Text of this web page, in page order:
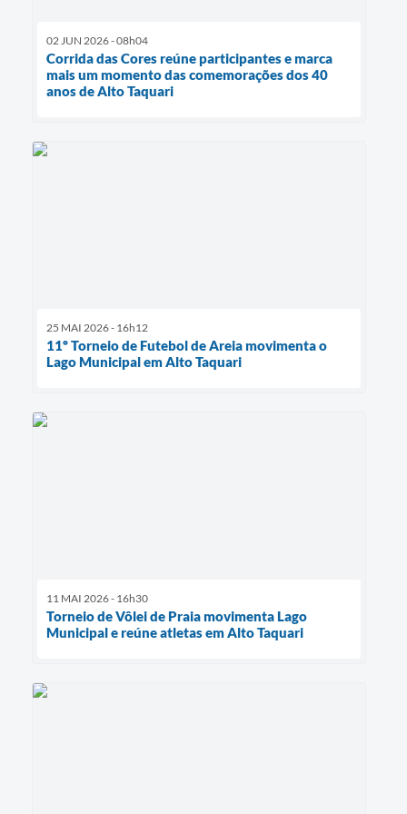
02 JUN 2026 - 08h04
Corrida das Cores reúne participantes e marca
mais um momento das comemorações dos 40
anos de Alto Taquari
25 MAI 2026 - 16h12
11º Torneio de Futebol de Areia movimenta o
Lago Municipal em Alto Taquari
11 MAI 2026 - 16h30
Torneio de Vôlei de Praia movimenta Lago
Municipal e reúne atletas em Alto Taquari